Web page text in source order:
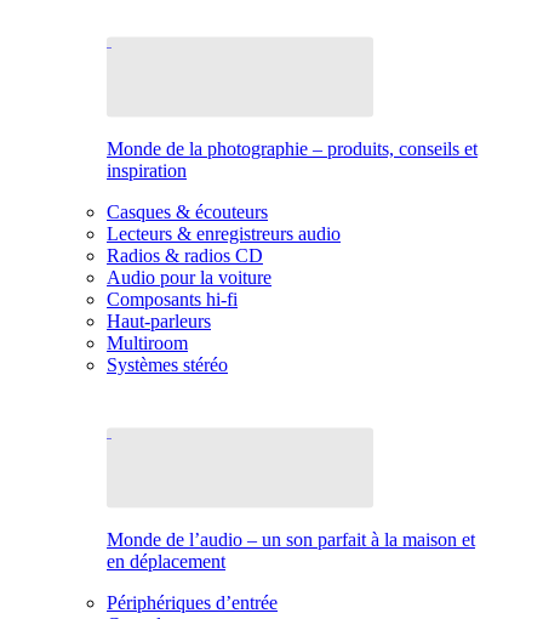
Monde de la photographie – produits, conseils et
inspiration
Casques & écouteurs
Lecteurs & enregistreurs audio
Radios & radios CD
Audio pour la voiture
Composants hi-fi
Haut-parleurs
Multiroom
Systèmes stéréo
Monde de l’audio – un son parfait à la maison et
en déplacement
Périphériques d’entrée